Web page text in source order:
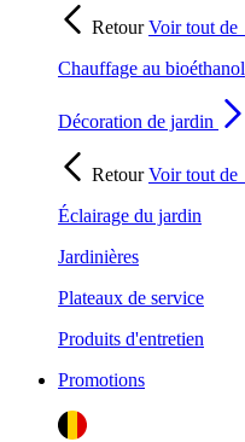
RetourVoir tout de
Chauffage au bioéthanol
Décoration de jardin
RetourVoir tout de
Éclairage du jardin
Jardinières
Plateaux de service
Produits d'entretien
Promotions